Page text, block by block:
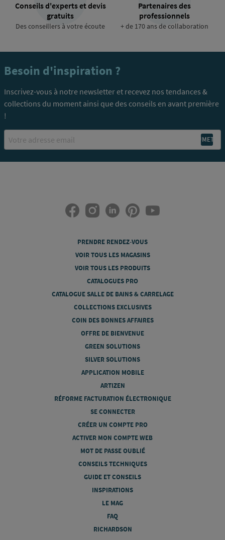
Conseils d'experts et devis
gratuits
Des conseillers à votre écoute
Partenaires des
professionnels
+ de 170 ans de collaboration
Besoin d'inspiration ?
Inscrivez-vous à notre newsletter et recevez nos tendances &
collections du moment ainsi que des conseils en avant première
!
PRENDRE RENDEZ-VOUS
VOIR TOUS LES MAGASINS
VOIR TOUS LES PRODUITS
CATALOGUES PRO
CATALOGUE SALLE DE BAINS & CARRELAGE
COLLECTIONS EXCLUSIVES
COIN DES BONNES AFFAIRES
OFFRE DE BIENVENUE
GREEN SOLUTIONS
SILVER SOLUTIONS
APPLICATION MOBILE
ARTIZEN
RÉFORME FACTURATION ÉLECTRONIQUE
SE CONNECTER
CRÉER UN COMPTE PRO
ACTIVER MON COMPTE WEB
MOT DE PASSE OUBLIÉ
CONSEILS TECHNIQUES
GUIDE ET CONSEILS
INSPIRATIONS
LE MAG
FAQ
RICHARDSON